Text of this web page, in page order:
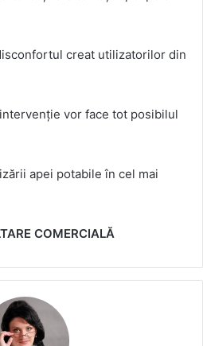
creat utilizatorilor din
vor face tot posibilul
apei potabile în cel mai
COMERCIALĂ